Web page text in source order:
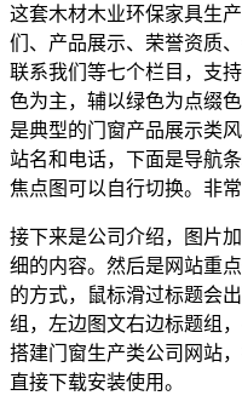
这套木材木业环保家具生
们、产品展示、荣誉资质
联系我们等七个栏目，支
色为主，辅以绿色为点缀
是典型的门窗产品展示类
站名和电话，下面是导航
焦点图可以自行切换。非常
接下来是公司介绍，图片
细的内容。然后是网站重
的方式，鼠标滑过标题会
组，左边图文右边标题组
搭建门窗生产类公司网站
直接下载安装使用。